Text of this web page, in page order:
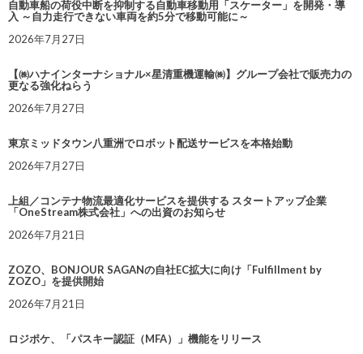
自動車船の荷役中断を抑制する自動車移動用「スケーター」を開発・導
入 ～自力走行できない車両を約5分で移動可能に～
2026年7月27日
【㈱ハナインターナショナル×星清重機運輸㈱】グループ会社で販売力の
更なる強化ねらう
2026年7月27日
東京ミッドタウン八重洲でロボット配送サービスを本格始動
2026年7月27日
上組／コンテナ物流最適化サービスを提供する スタートアップ企業
「OneStream株式会社」への出資のお知らせ
2026年7月21日
ZOZO、BONJOUR SAGANの自社EC拡大に向け「Fulfillment by
ZOZO」を提供開始
2026年7月21日
ロジポケ、「パスキー認証（MFA）」機能をリリース